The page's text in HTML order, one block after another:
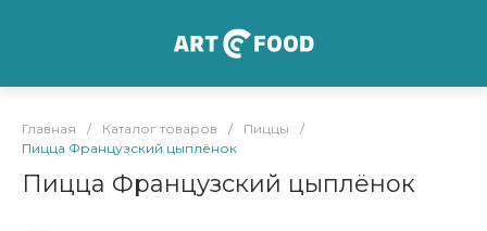
Главная / Каталог товаров / Пиццы
/
Пицца Французский цыплёнок
Пицца Французский цыплёнок